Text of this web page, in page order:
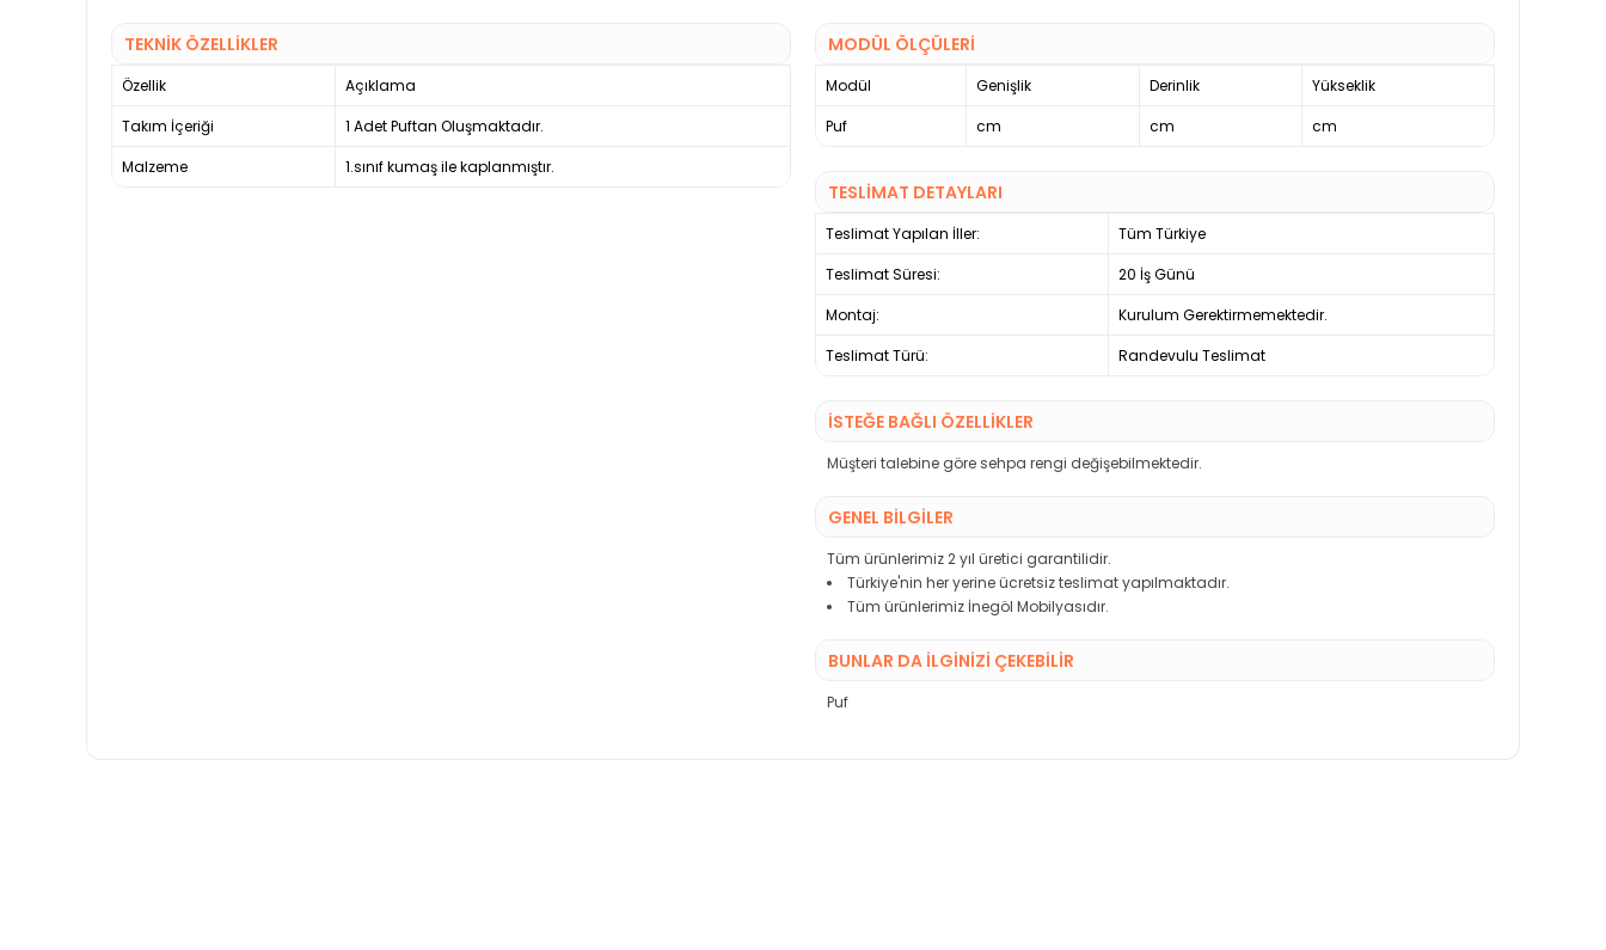
TEKNİK ÖZELLİKLER
Özellik
Açıklama
Takım İçeriği
1 Adet Puftan Oluşmaktadır.
Malzeme
1.sınıf kumaş ile kaplanmıştır.
MODÜL ÖLÇÜLERİ
Modül Genişlik Derinlik
Yükseklik
Puf
cm cm cm
TESLİMAT DETAYLARI
Teslimat Yapılan İller:
Tüm Türkiye
Teslimat Süresi:
20 İş Günü
Montaj:
Kurulum Gerektirmemektedir.
Teslimat Türü:
Randevulu Teslimat
İSTEĞE BAĞLI ÖZELLİKLER
Müşteri talebine göre sehpa rengi değişebilmektedir.
GENEL BİLGİLER
Tüm ürünlerimiz 2 yıl üretici garantilidir.
Türkiye'nin her yerine ücretsiz teslimat yapılmaktadır.
Tüm ürünlerimiz İnegöl Mobilyasıdır.
BUNLAR DA İLGINIZI ÇEKEBILIR
Puf